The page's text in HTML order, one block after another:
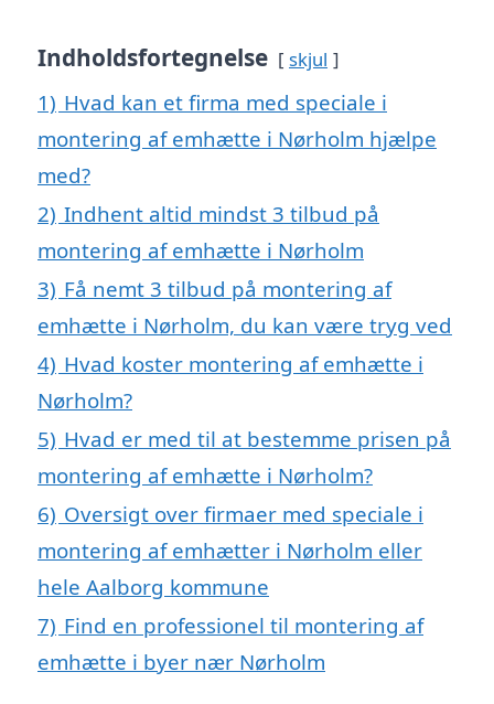
Indholdsfortegnelse skjul
1) Hvad kan et firma med speciale i
montering af emhætte i Nørholm hjælpe
med?
2) Indhent altid mindst 3 tilbud på
montering af emhætte i Nørholm
3) Få nemt 3 tilbud på montering af
emhætte i Nørholm, du kan være tryg ved
4) Hvad koster montering af emhætte i
Nørholm?
5) Hvad er med til at bestemme prisen på
montering af emhætte i Nørholm?
6) Oversigt over firmaer med speciale i
montering af emhætter i Nørholm eller
hele Aalborg kommune
7) Find en professionel til montering af
emhætte i byer nær Nørholm